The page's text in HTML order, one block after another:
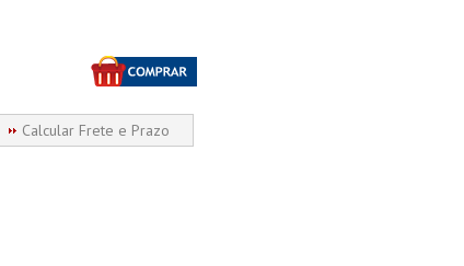
Calcular Frete e Prazo